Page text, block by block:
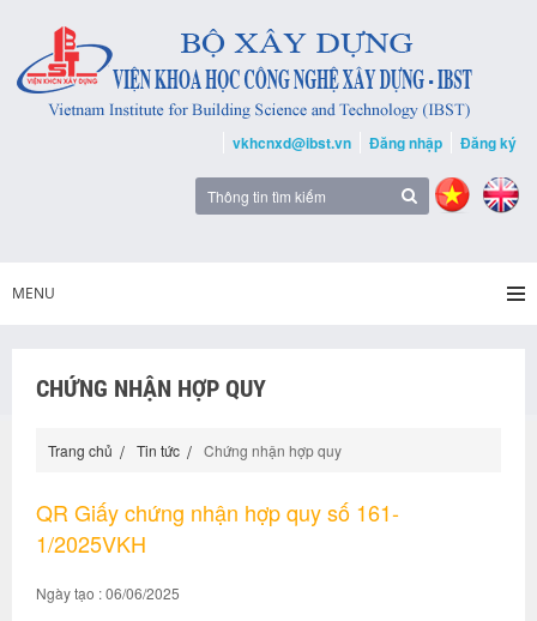
vkhcnxd@ibst.vn Đăng nhập Đăng ký
MENU
CHỨNG NHẬN HỢP QUY
Trang chủ Tin tức Chứng nhận hợp quy
QR Giấy chứng nhận hợp quy số 161-
1/2025VKH
Ngày tạo : 06/06/2025